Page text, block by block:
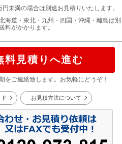
円未満の場合は別途お見積りいたします。
海道・東北・九州・四国・沖縄・離島は別
料がかかります。
料見積りへ進む
をご連絡致します。お気軽にどうぞ！
お見積方法について